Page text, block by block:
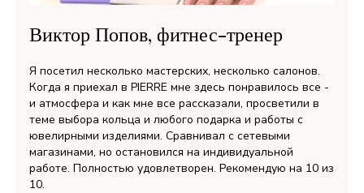
Виктор Попов, фитнес-тренер
Я посетил несколько мастерских, несколько салонов.
Когда я приехал в PIERRE мне здесь понравилось все -
и атмосфера и как мне все рассказали, просветили в
теме выбора кольца и любого подарка и работы с
ювелирными изделиями. Сравнивал с сетевыми
магазинами, но остановился на индивидуальной
работе. Полностью удовлетворен. Рекомендую на 10 из
10.